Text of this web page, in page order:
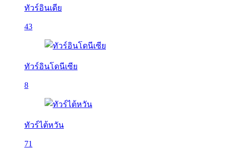
ทัวร์อินเดีย
43
ทัวร์อินโดนีเซีย
8
ทัวร์ไต้หวัน
71